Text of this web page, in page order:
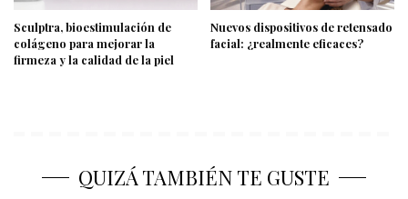
Sculptra, bioestimulación de
colágeno para mejorar la
firmeza y la calidad de la piel
Nuevos dispositivos de retensado
facial: ¿realmente eficaces?
QUIZÁ TAMBIÉN TE GUSTE